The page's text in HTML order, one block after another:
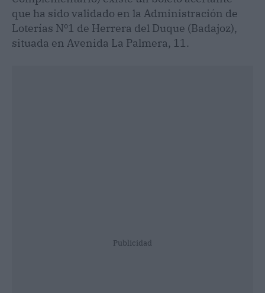
que ha sido validado en la Administración de
Loterías Nº1 de Herrera del Duque (Badajoz),
situada en Avenida La Palmera, 11.
Publicidad